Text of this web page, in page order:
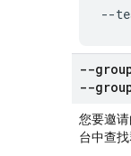
--
--
--
您要邀
台中查找